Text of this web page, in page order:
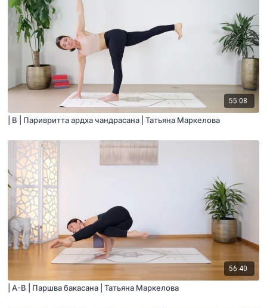
55:08
| B | Паривритта ардха чандрасана | Татьяна Маркелова
56:40
| A-B | Паршва бакасана | Татьяна Маркелова